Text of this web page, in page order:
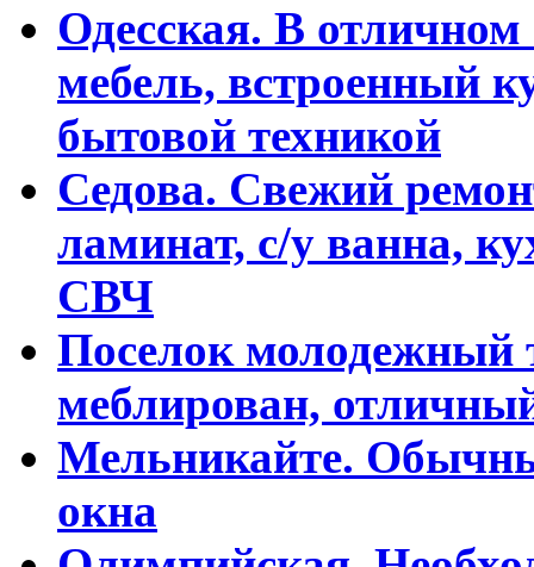
Одесская. В отличном
мебель, встроенный
бытовой техникой
Седова. Свежий
ламинат, с/у ванна,
СВЧ
Поселок молодежный
меблирован,
Мельникайте.
окна